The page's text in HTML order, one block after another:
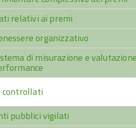
relativi ai premi
organizzativo
di misurazione e
controllati
pubblici vigilati